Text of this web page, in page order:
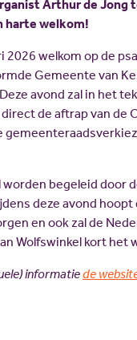
Arthur de Jong
harte welkom!
2026 welkom op de
Gemeente van
avond zal in het
de aftrap van de
worden begeleid door
deze avond hoopt
en ook zal de
Wolfswinkel kort het
informatiede